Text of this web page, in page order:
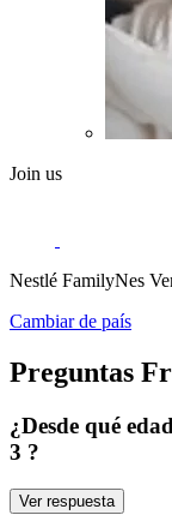
Join us
Nestlé FamilyNes
Cambiar de país
Preguntas
¿Desde qué
3 ?
Ver respuesta